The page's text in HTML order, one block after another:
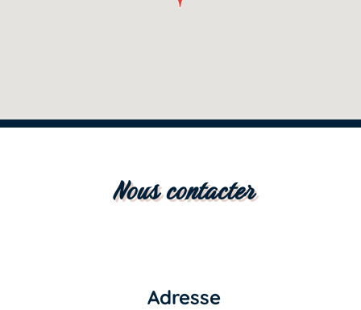
Nous contacter
Adresse